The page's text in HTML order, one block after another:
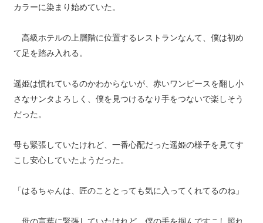
カラーに染まり始めていた。
高級ホテルの上層階に位置するレストランなんて、僕は初め
て足を踏み入れる。
遥姫は慣れているのかわからないが、赤いワンピースを翻し小
さなサンタよろしく、僕を見つけるなり手をつないで楽しそう
だった。
母も緊張していたけれど、一番心配だった遥姫の様子を見てす
こし安心していたようだった。
「はるちゃんは、匠のこととっても気に入ってくれてるのね」